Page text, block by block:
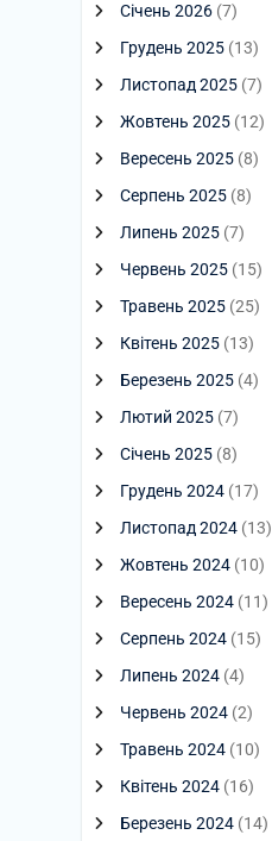
Січень 2026 (7)
Грудень 2025 (13)
Листопад 2025 (7)
Жовтень 2025 (12)
Вересень 2025 (8)
Серпень 2025 (8)
Липень 2025 (7)
Червень 2025 (15)
Травень 2025 (25)
Квітень 2025 (13)
Березень 2025 (4)
Лютий 2025 (7)
Січень 2025 (8)
Грудень 2024 (17)
Листопад 2024 (13)
Жовтень 2024 (10)
Вересень 2024 (11)
Серпень 2024 (15)
Липень 2024 (4)
Червень 2024 (2)
Травень 2024 (10)
Квітень 2024 (16)
Березень 2024 (14)